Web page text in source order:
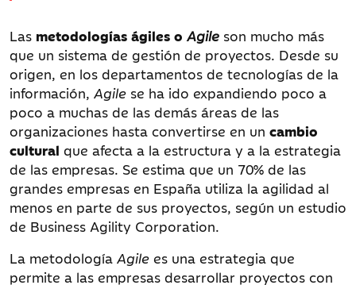
Las metodologías ágiles oAgile son mucho más
que un sistema de gestión de proyectos. Desde su
origen, en los departamentos de tecnologías de la
información, Agile se ha ido expandiendo poco a
poco a muchas de las demás áreas de las
organizaciones hasta convertirse en un cambio
cultural que afecta a la estructura y a la estrategia
de las empresas. Se estima que un 70% de las
grandes empresas en España utiliza la agilidad al
menos en parte de sus proyectos, según un estudio
de Business Agility Corporation.
La metodología Agile es una estrategia que
permite a las empresas desarrollar proyectos con